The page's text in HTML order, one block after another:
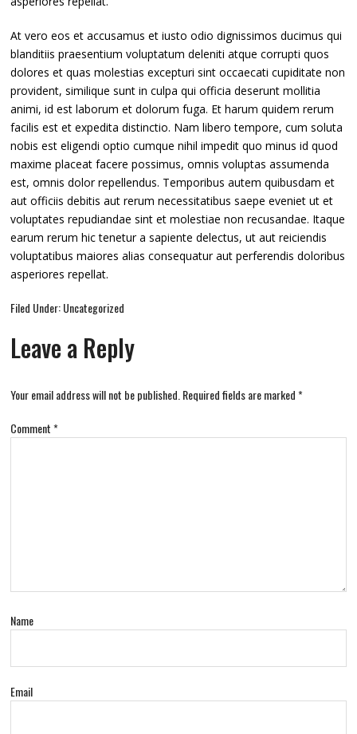
At vero eos et accusamus et iusto odio dignissimos ducimus qui
blanditiis praesentium voluptatum deleniti atque corrupti quos
dolores et quas molestias excepturi sint occaecati cupiditate non
provident, similique sunt in culpa qui officia deserunt mollitia
animi, id est laborum et dolorum fuga. Et harum quidem rerum
facilis est et expedita distinctio. Nam libero tempore, cum soluta
nobis est eligendi optio cumque nihil impedit quo minus id quod
maxime placeat facere possimus, omnis voluptas assumenda
est, omnis dolor repellendus. Temporibus autem quibusdam et
aut officiis debitis aut rerum necessitatibus saepe eveniet ut et
voluptates repudiandae sint et molestiae non recusandae. Itaque
earum rerum hic tenetur a sapiente delectus, ut aut reiciendis
voluptatibus maiores alias consequatur aut perferendis doloribus
asperiores repellat.
Filed Under: Uncategorized
Leave a Reply
Your email address will not be published.Required fields are marked*
Comment*
Name
Email